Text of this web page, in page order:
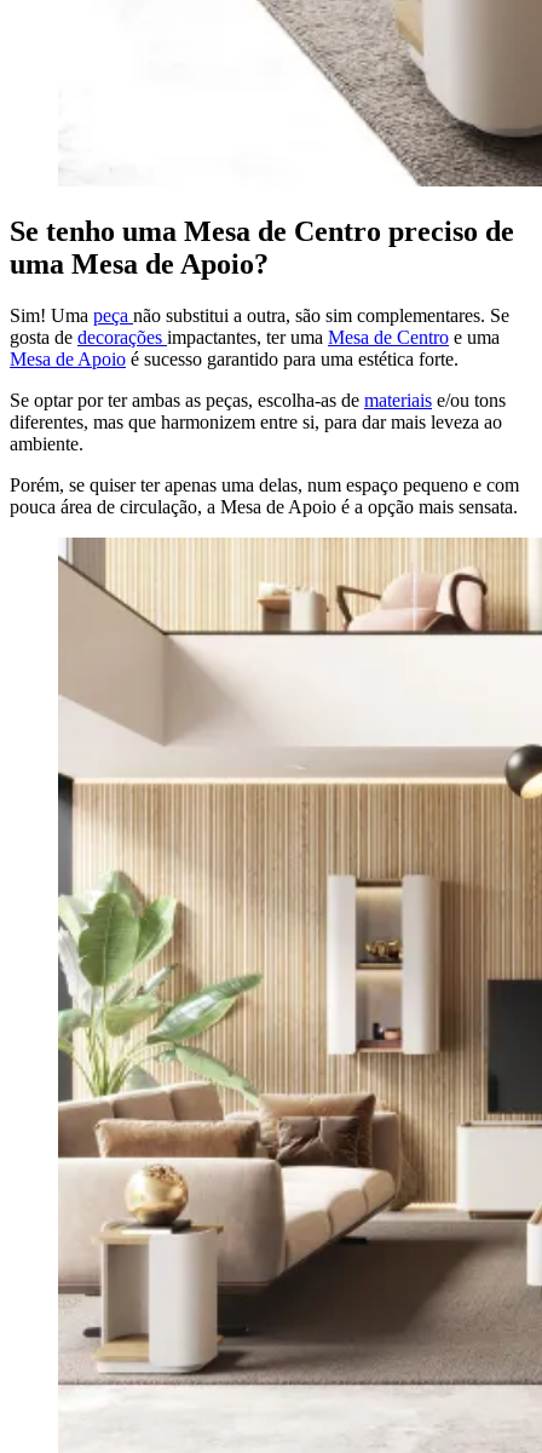
Se tenho uma Mesa de Centro preciso de
uma Mesa de Apoio?
Sim! Uma peça não substitui a outra, são sim complementares. Se
gosta de decorações impactantes, ter uma Mesa de Centro e uma
Mesa de Apoio é sucesso garantido para uma estética forte.
Se optar por ter ambas as peças, escolha-as de materiais e/ou tons
diferentes, mas que harmonizem entre si, para dar mais leveza ao
ambiente.
Porém, se quiser ter apenas uma delas, num espaço pequeno e com
pouca área de circulação, a Mesa de Apoio é a opção mais sensata.